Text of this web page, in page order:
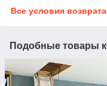
Все условия возврата
Подобные товары